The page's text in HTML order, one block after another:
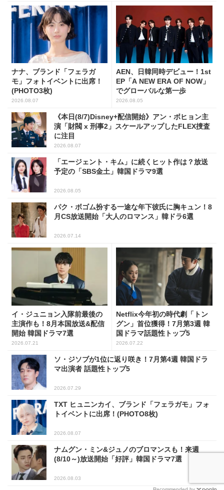
ナナ、ブランド「フェラガ
モ」フォトイベントに出席！
(PHOTO3枚)
2026.08.07
AEN、日韓同時デビュー！1st
EP「A NEW ERA OF NOW」
でグローバルな第一歩
2026.08.05
《本日(8/7)Disney+配信開始》アン・ボヒョン主
演「財閥 x 刑事2」スケールアップしたFLEX捜査
に注目
2026.08.07
「エージェント・キム」に続くヒット作は？放送
予定の「SBS金土」韓国ドラマ9選
2026.08.05
パク・ボゴム扮する一途な年下彼氏に胸キュン！8
月CS放送開始「大人のロマンス」韓ドラ6選
2026.07.14
イ・ジュニョン入隊前最後の
主演作も！8月本国放送&配信
開始 韓国ドラマ7選
2026.07.21
Netflix今年初の時代劇「トン
グン」首位獲得！7月第3週 韓
国ドラマ話題性トップ5
2026.07.22
ソ・ジソブが1位に返り咲き！7月第4週 韓国ドラ
マ出演者 話題性トップ5
2026.07.29
TXT ヒュニンカイ、ブランド「フェラガモ」フォ
トイベントに出席！(PHOTO8枚)
2026.08.07
ナムグン・ミン&ジュノのブロマンスも！来週
(8/10～)放送開始「好評」韓国ドラマ7選
2026.08.03